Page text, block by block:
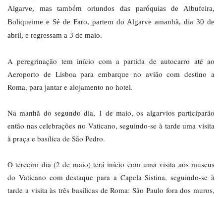
Algarve, mas também oriundos das paróquias de Albufeira,
Boliqueime e Sé de Faro, partem do Algarve amanhã, dia 30 de
abril, e regressam a 3 de maio.
A peregrinação tem início com a partida de autocarro até ao
Aeroporto de Lisboa para embarque no avião com destino a
Roma, para jantar e alojamento no hotel.
Na manhã do segundo dia, 1 de maio, os algarvios participarão
então nas celebrações no Vaticano, seguindo-se à tarde uma visita
à praça e basílica de São Pedro.
O terceiro dia (2 de maio) terá início com uma visita aos museus
do Vaticano com destaque para a Capela Sistina, seguindo-se à
tarde a visita às três basílicas de Roma: São Paulo fora dos muros,